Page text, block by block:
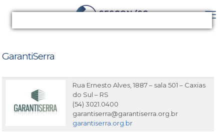
GarantiSerra
Rua Ernesto Alves, 1887 – sala 501 – Caxias
do Sul – RS
(54) 3021.0400
garantiserra@garantiserra.org.br
garantiserra.org.br